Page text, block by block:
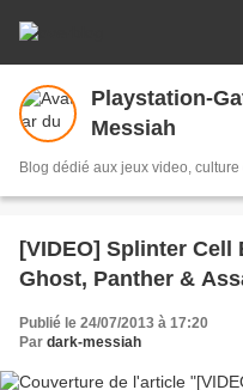
Playstation-
Messiah
Blog dédié aux jeux video,
[VIDEO] Splinter
Ghost, Panther &
Publié le 24/07/2013 à 17:20
Par dark-messiah